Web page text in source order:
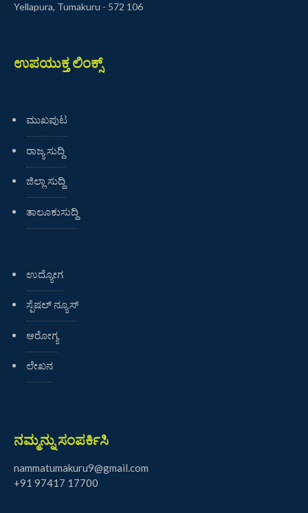
Yellapura, Tumakuru - 572 106
ಉಪಯುಕ್ತ ಲಿಂಕ್ಸ್
ಮುಖಪುಟ
ರಾಜ್ಯ ಸುದ್ದಿ
ಜಿಲ್ಲಾ ಸುದ್ದಿ
ತಾಲೂಕುಸುದ್ದಿ
ಉದ್ಯೋಗ
ಸ್ಪೆಷಲ್ ನ್ಯೂಸ್
ಆರೋಗ್ಯ
ಲೇಖನ
ನಮ್ಮನ್ನು ಸಂಪರ್ಕಿಸಿ
nammatumakuru9@gmail.com
+91 97417 17700